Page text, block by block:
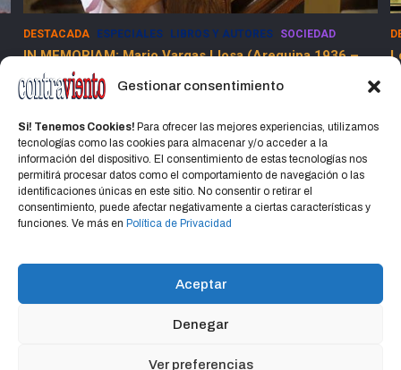
Gestionar consentimiento
Si! Tenemos Cookies! Para ofrecer las mejores experiencias, utilizamos
tecnologías como las cookies para almacenar y/o acceder a la
información del dispositivo. El consentimiento de estas tecnologías nos
permitirá procesar datos como el comportamiento de navegación o las
identificaciones únicas en este sitio. No consentir o retirar el
consentimiento, puede afectar negativamente a ciertas características y
funciones. Ve más en Política de Privacidad
Aceptar
Denegar
Ver preferencias
DESTACADA ESPECIALES LIBROS Y AUTORES SOCIEDAD
IN MEMORIAM: Mario Vargas Llosa (Arequipa 1936 –
Lima 2025)
15 abril, 2025
Home Política de privacidad
CONTACTO
CONTRAVIENTO
Portal Hospedado en Hosting Montevideo Más de 15 años de